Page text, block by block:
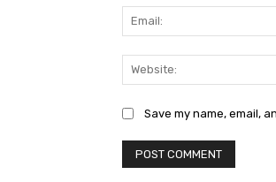
Save my name, email,